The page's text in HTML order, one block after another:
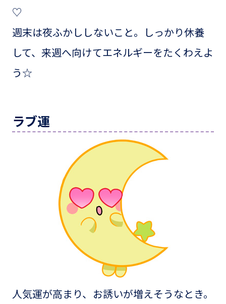
♡
週末は夜ふかししないこと。しっかり休養
して、来週へ向けてエネルギーをたくわえよ
う☆
ラブ運
人気運が高まり、お誘いが増えそうなとき。